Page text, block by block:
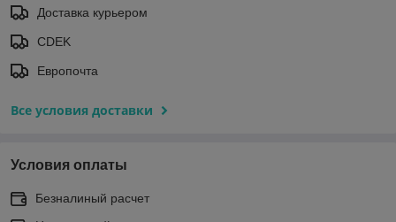
Доставка курьером
CDEK
Европочта
Все условия доставки
Условия оплаты
Безналиный расчет